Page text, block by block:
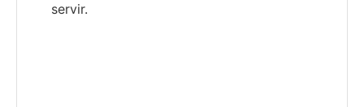
servir.